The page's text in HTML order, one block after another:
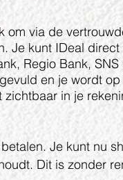
om via de
Je kunt IDeal
Regio Bank,
en je wordt
in je
Je kunt nu
Dit is zonder